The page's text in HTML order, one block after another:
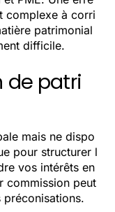
complexe à corri
patrimonial
difficile.
de patri
mais ne dispo
pour structurer l
vos intérêts en
commission peut